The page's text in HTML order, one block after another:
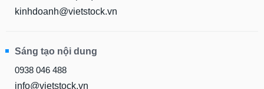
kinhdoanh@vietstock.vn
Sáng tạo nội dung
0938 046 488
info@vietstock.vn